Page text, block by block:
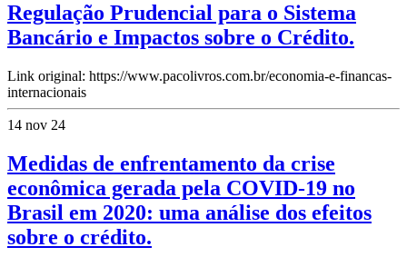
Regulação Prudencial para o Sistema
Bancário e Impactos sobre o Crédito.
Link original: https://www.pacolivros.com.br/economia-e-financas-
internacionais
14 nov 24
Medidas de enfrentamento da crise
econômica gerada pela COVID-19 no
Brasil em 2020: uma análise dos efeitos
sobre o crédito.